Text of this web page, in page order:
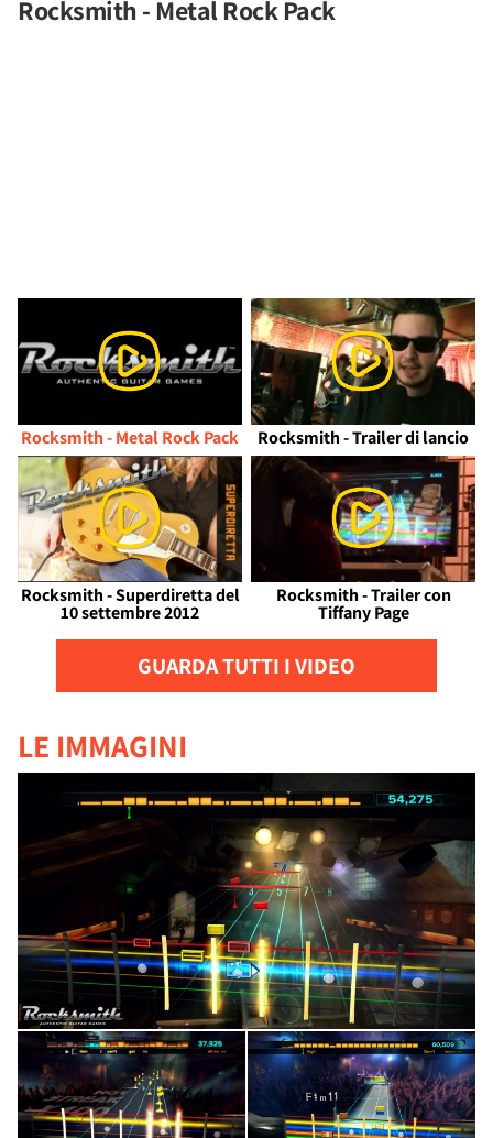
Rocksmith - Metal Rock Pack
Rocksmith - Metal Rock Pack Rocksmith - Trailer di lancio
Rocksmith - Superdiretta del
10 settembre 2012
Rocksmith - Trailer con
Tiffany Page
GUARDA TUTTI I VIDEO
LE IMMAGINI